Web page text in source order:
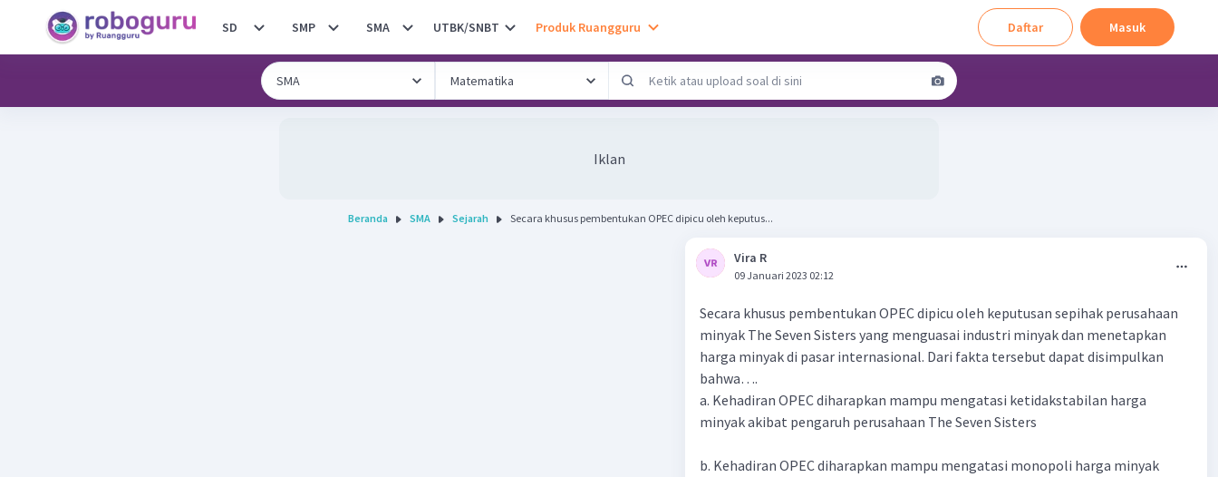
SD SMP SMA UTBK/SNBT Produk Ruangguru Daftar Masuk
Iklan
Beranda SMA Sejarah Secara khusus pembentukan OPEC dipicu oleh keputus...
Vira R
09 Januari 2023 02:12
Secara khusus pembentukan OPEC dipicu oleh keputusan sepihak perusahaan
minyak The Seven Sisters yang menguasai industri minyak dan menetapkan
harga minyak di pasar internasional. Dari fakta tersebut dapat disimpulkan
bahwa….
a. Kehadiran OPEC diharapkan mampu mengatasi ketidakstabilan harga
minyak akibat pengaruh perusahaan The Seven Sisters
b. Kehadiran OPEC diharapkan mampu mengatasi monopoli harga minyak